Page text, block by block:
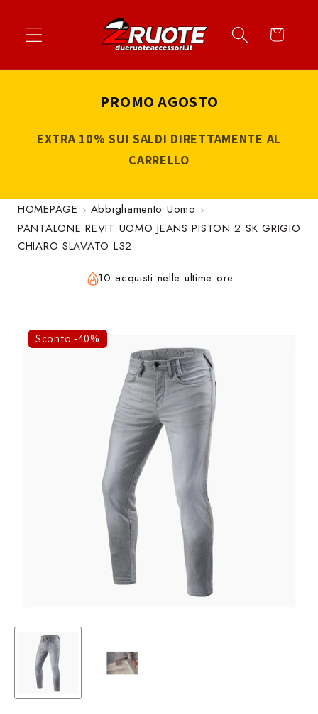
Vai al piè di página
Apri widget di accessibilità
ai contenuti
Carrello
PROMO AGOSTO
EXTRA 10% SUI SALDI DIRETTAMENTE AL
CARRELLO
HOMEPAGE
Abbigliamento Uomo
PANTALONE REVIT UOMO JEANS PISTON 2 SK GRIGIO
CHIARO SLAVATO L32
10 acquisti nelle ultime ore
Sconto -40%